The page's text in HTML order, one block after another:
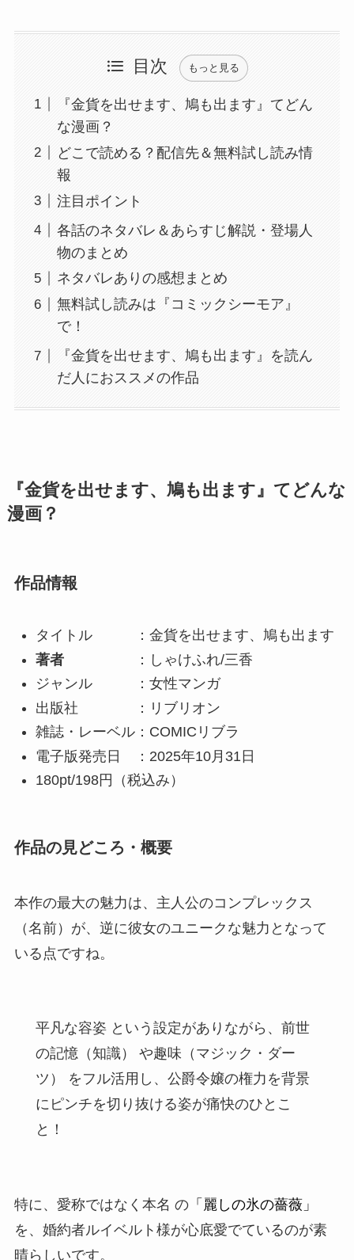
目次 もっと見る
『金貨を出せます、鳩も出ます』てどん
な漫画？
どこで読める？配信先＆無料試し読み情
報
注目ポイント
各話のネタバレ＆あらすじ解説・登場人
物のまとめ
ネタバレありの感想まとめ
無料試し読みは『コミックシーモア』
で！
『金貨を出せます、鳩も出ます』を読ん
だ人におススメの作品
『金貨を出せます、鳩も出ます』てどんな
漫画？
作品情報
タイトル
：金貨を出せます、鳩も出ます
著者： しゃけふれ/三香
ジャンル ：女性マンガ
出版社 ：リブリオン
雑誌・レーベル：COMICリブラ
電子版発売日 ：2025年10月31日
180pt/198円（税込み）
作品の見どころ・概要
本作の最大の魅力は、主人公のコンプレックス
（名前）が、逆に彼女のユニークな魅力となって
いる点ですね。
平凡な容姿 という設定がありながら、前世
の記憶（知識） や趣味（マジック・ダー
ツ） をフル活用し、公爵令嬢の権力を背景
にピンチを切り抜ける姿が痛快のひとこ
と！
特に、愛称ではなく本名 の「麗しの氷の薔薇」
を、婚約者ルイベルト様が心底愛でているのが素
晴らしいです。